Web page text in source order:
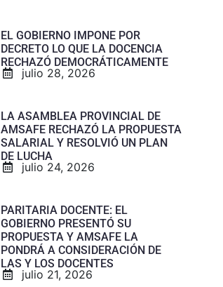
EL GOBIERNO IMPONE POR
DECRETO LO QUE LA DOCENCIA
RECHAZÓ DEMOCRÁTICAMENTE
julio 28, 2026
LA ASAMBLEA PROVINCIAL DE
AMSAFE RECHAZÓ LA PROPUESTA
SALARIAL Y RESOLVIÓ UN PLAN
DE LUCHA
julio 24, 2026
PARITARIA DOCENTE: EL
GOBIERNO PRESENTÓ SU
PROPUESTA Y AMSAFE LA
PONDRÁ A CONSIDERACIÓN DE
LAS Y LOS DOCENTES
julio 21, 2026